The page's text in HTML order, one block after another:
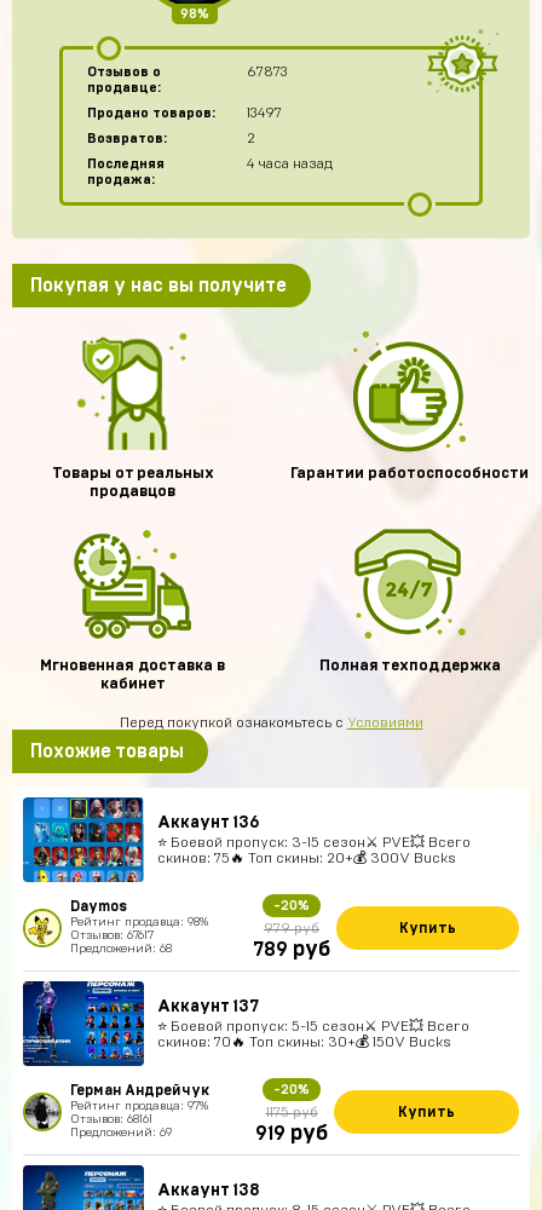
98%
Отзывов о
продавце:
67873
Продано товаров:
13497
Возвратов:
2
Последняя
продажа:
4 часа назад
Покупая у нас вы получите
Товары от реальных
продавцов
Гарантии работоспособности
Мгновенная доставка в
кабинет
Полная техподдержка
Перед покупкой ознакомьтесь с Условиями
Похожие товары
Аккаунт 136
⭐️ Боевой пропуск: 3-15 сезон⚔️ PVE💥 Всего
скинов: 75🔥 Топ скины: 20+💰 300V Bucks
Daymos
Рейтинг продавца: 98%
Отзывов: 67617
Предложений: 68
-20%
979 руб
789 руб
Купить
Аккаунт 137
⭐️ Боевой пропуск: 5-15 сезон⚔️ PVE💥 Всего
скинов: 70🔥 Топ скины: 30+💰 150V Bucks
Герман Андрейчук
Рейтинг продавца: 97%
Отзывов: 68161
Предложений: 69
-20%
1175 руб
919 руб
Купить
Аккаунт 138